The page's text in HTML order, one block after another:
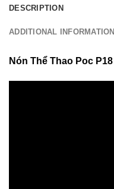
DESCRIPTION
ADDITIONAL INFORMATION
Nón Thể Thao Poc P18